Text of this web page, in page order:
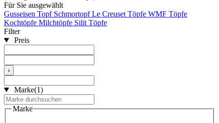
Für Sie ausgewählt
Gusseisen Topf SchmortopfLe Creuset Töpfe WMF Töpfe
Kochtöpfe Milchtöpfe Silit Töpfe
Filter
Preis
›
Marke(1)
Marke